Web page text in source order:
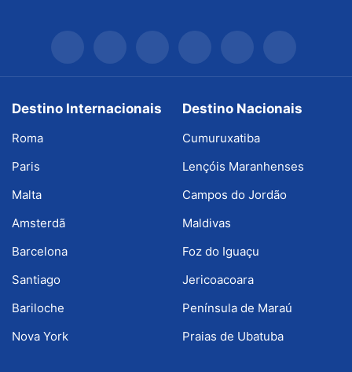
Destino Internacionais
Roma
Paris
Malta
Amsterdã
Barcelona
Santiago
Bariloche
Nova York
Destino Nacionais
Cumuruxatiba
Lençóis Maranhenses
Campos do Jordão
Maldivas
Foz do Iguaçu
Jericoacoara
Península de Maraú
Praias de Ubatuba